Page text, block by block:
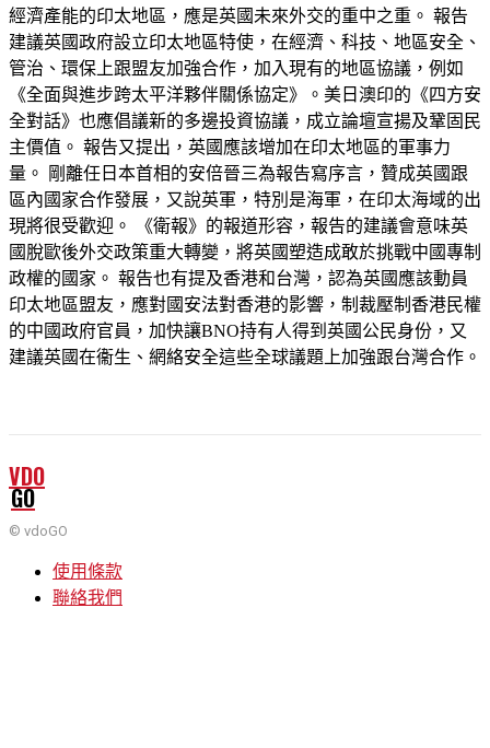
經濟產能的印太地區，應是英國未來外交的重中之重。 報告
建議英國政府設立印太地區特使，在經濟、科技、地區安全、
管治、環保上跟盟友加強合作，加入現有的地區協議，例如
《全面與進步跨太平洋夥伴關係協定》。美日澳印的《四方安
全對話》也應倡議新的多邊投資協議，成立論壇宣揚及鞏固民
主價值。 報告又提出，英國應該增加在印太地區的軍事力
量。 剛離任日本首相的安倍晉三為報告寫序言，贊成英國跟
區內國家合作發展，又說英軍，特別是海軍，在印太海域的出
現將很受歡迎。 《衛報》的報道形容，報告的建議會意味英
國脫歐後外交政策重大轉變，將英國塑造成敢於挑戰中國專制
政權的國家。 報告也有提及香港和台灣，認為英國應該動員
印太地區盟友，應對國安法對香港的影響，制裁壓制香港民權
的中國政府官員，加快讓BNO持有人得到英國公民身份，又
建議英國在衞生、網絡安全這些全球議題上加強跟台灣合作。
VDO
GO
© vdoGO
使用條款
聯絡我們